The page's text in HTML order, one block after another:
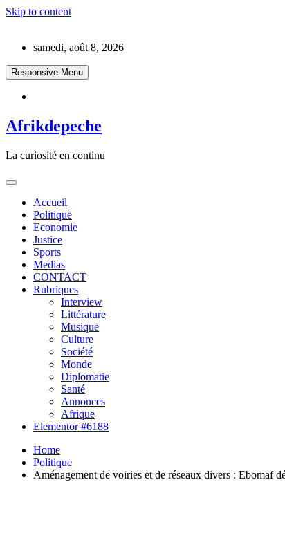
Skip to content
samedi, août 8, 2026
Responsive Menu
Afrikdepeche
La curiosité en continu
Accueil
Politique
Economie
Justice
Sports
Medias
CONTACT
Rubriques
Interview
Littérature
Musique
Culture
Société
Monde
Diplomatie
Santé
Annonces
Afrique
Elementor #6188
Home
Politique
Aménagement de voiries et de réseaux divers : Ebomaf